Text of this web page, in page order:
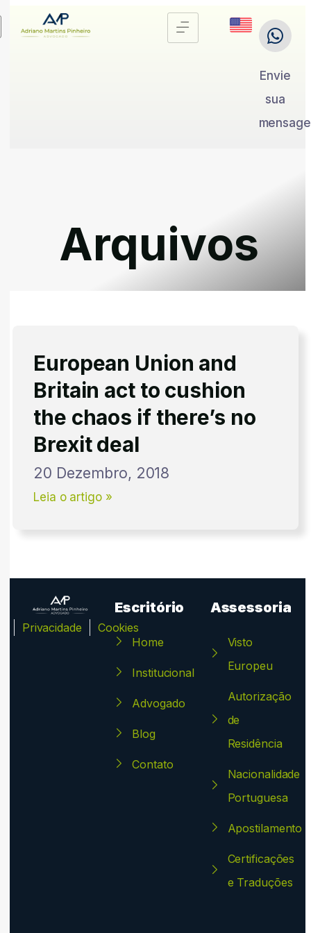
Envie
sua
Arquivos
European Union and
Britain act to cushion
the chaos if there’s no
Brexit deal
20 Dezembro, 2018
Leia o artigo »
Privacidade Cookies
Escritório
Home
Institucional
Advogado
Blog
Contato
Assessoria
Visto
Europeu
Autorização
de
Residência
Nacionalidade
Portuguesa
Apostilamento
Certificações
e Traduções